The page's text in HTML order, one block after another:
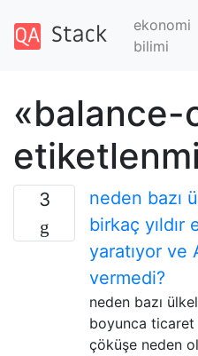
ekonomi
bilimi
3
neden bazı
birkaç yıldır
yaratıyor ve
vermedi?
neden bazı
boyunca ticaret
çöküşe neden